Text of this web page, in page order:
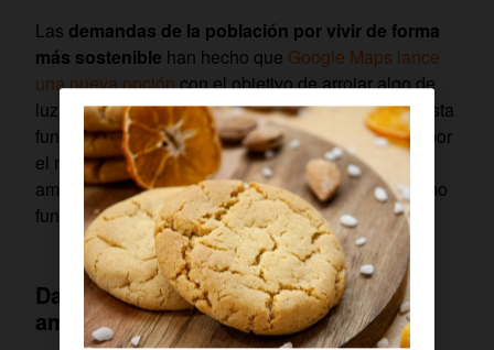
Las demandas de la población por vivir de forma
más sostenible han hecho que Google Maps lance
una nueva opcióncon el objetivo de arrojar algo de
luz sobre las opciones de movilidad disponibles. Esta
funcionalidad, disponible solo en Estados Unidos por
el momento,calcula la ruta de menor impacto
ambiental en función del medio elegido. Así es como
funciona.
Dar con rutas de menor impacto
ambiental